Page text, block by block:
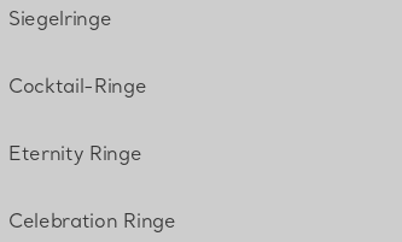
Siegelringe
Cocktail-Ringe
Eternity Ringe
Celebration Ringe